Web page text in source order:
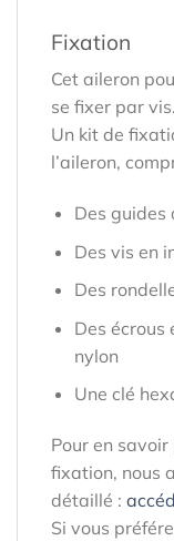
Fixation
Cet aileron
se fixer par vis.
Un kit de
l’aileron,
Des guides
Des vis en
Des
Des écrous
nylon
Une clé
Pour en
fixation, nous
détaillé :
Si vous